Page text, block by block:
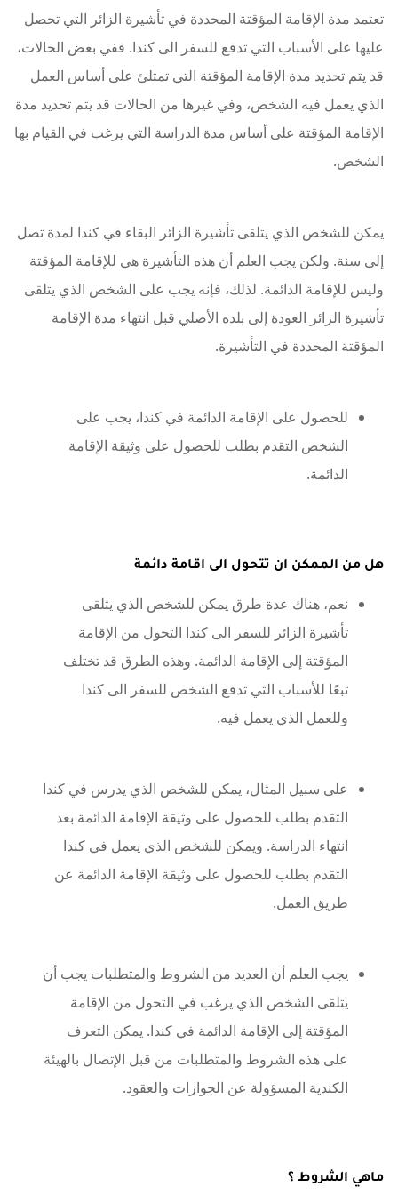
تعتمد مدة الإقامة المؤقتة المحددة في تأشيرة الزائر التي تحصل
عليها على الأسباب التي تدفع للسفر الى كندا. ففي بعض الحالات،
قد يتم تحديد مدة الإقامة المؤقتة التي تمتلئ على أساس العمل
الذي يعمل فيه الشخص، وفي غيرها من الحالات قد يتم تحديد مدة
الإقامة المؤقتة على أساس مدة الدراسة التي يرغب في القيام بها
الشخص.
يمكن للشخص الذي يتلقى تأشيرة الزائر البقاء في كندا لمدة تصل
إلى سنة. ولكن يجب العلم أن هذه التأشيرة هي للإقامة المؤقتة
وليس للإقامة الدائمة. لذلك، فإنه يجب على الشخص الذي يتلقى
تأشيرة الزائر العودة إلى بلده الأصلي قبل انتهاء مدة الإقامة
المؤقتة المحددة في التأشيرة.
للحصول على الإقامة الدائمة في كندا، يجب على
الشخص التقدم بطلب للحصول على وثيقة الإقامة
الدائمة.
هل من الممكن ان تتحول الى اقامة دائمة
نعم، هناك عدة طرق يمكن للشخص الذي يتلقى
تأشيرة الزائر للسفر الى كندا التحول من الإقامة
المؤقتة إلى الإقامة الدائمة. وهذه الطرق قد تختلف
تبعًا للأسباب التي تدفع الشخص للسفر الى كندا
وللعمل الذي يعمل فيه.
على سبيل المثال، يمكن للشخص الذي يدرس في كندا
التقدم بطلب للحصول على وثيقة الإقامة الدائمة بعد
انتهاء الدراسة. ويمكن للشخص الذي يعمل في كندا
التقدم بطلب للحصول على وثيقة الإقامة الدائمة عن
طريق العمل.
يجب العلم أن العديد من الشروط والمتطلبات يجب أن
يتلقى الشخص الذي يرغب في التحول من الإقامة
المؤقتة إلى الإقامة الدائمة في كندا. يمكن التعرف
على هذه الشروط والمتطلبات من قبل الإتصال بالهيئة
الكندية المسؤولة عن الجوازات والعقود.
ماهي الشروط ؟